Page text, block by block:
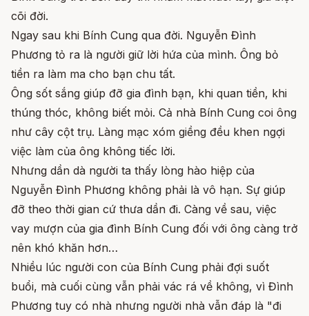
cõi đời.
Ngay sau khi Bính Cung qua đời. Nguyễn Đình
Phương tỏ ra là người giữ lời hứa của mình. Ông bỏ
tiền ra làm ma cho bạn chu tất.
Ông sốt sắng giúp đỡ gia đình bạn, khi quan tiền, khi
thúng thóc, không biết mỏi. Cả nhà Bính Cung coi ông
như cây cột trụ. Làng mạc xóm giềng đều khen ngợi
việc làm của ông không tiếc lời.
Nhưng dần dà người ta thấy lòng hào hiệp của
Nguyễn Đình Phương không phải là vô hạn. Sự giúp
đỡ theo thời gian cứ thưa dần đi. Càng về sau, việc
vay mượn của gia đình Bính Cung đối với ông càng trở
nên khó khăn hơn…
Nhiều lúc người con của Bính Cung phải đợi suốt
buổi, mà cuối cùng vẫn phải vác rá về không, vì Đình
Phương tuy có nhà nhưng người nhà vẫn đáp là "đi